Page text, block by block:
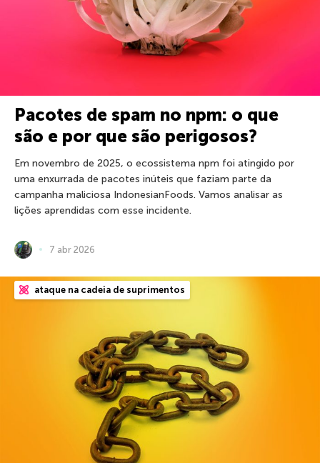
Pacotes de spam no npm: o que
são e por que são perigosos?
Em novembro de 2025, o ecossistema npm foi atingido por
uma enxurrada de pacotes inúteis que faziam parte da
campanha maliciosa IndonesianFoods. Vamos analisar as
lições aprendidas com esse incidente.
7 abr 2026
ataque na cadeia de suprimentos